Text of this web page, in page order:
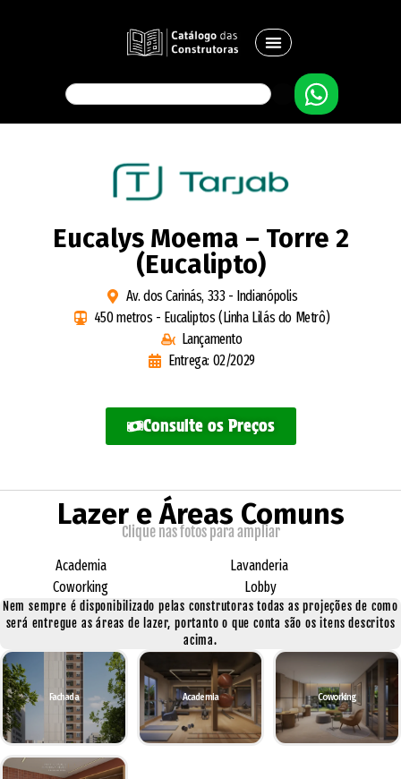
Eucalys Moema – Torre 2
(Eucalipto)
Av. dos Carinás, 333 - Indianópolis
450 metros - Eucaliptos (Linha Lilás do Metrô)
Lançamento
Entrega: 02/2029
Consulte os Preços
Lazer e Áreas Comuns
Clique nas fotos para ampliar
Academia
Coworking
Lavanderia
Lobby
Nem sempre é disponibilizado pelas construtoras todas as projeções de como
será entregue as áreas de lazer, portanto o que conta são os itens descritos
acima.
Fachada Academia Coworking